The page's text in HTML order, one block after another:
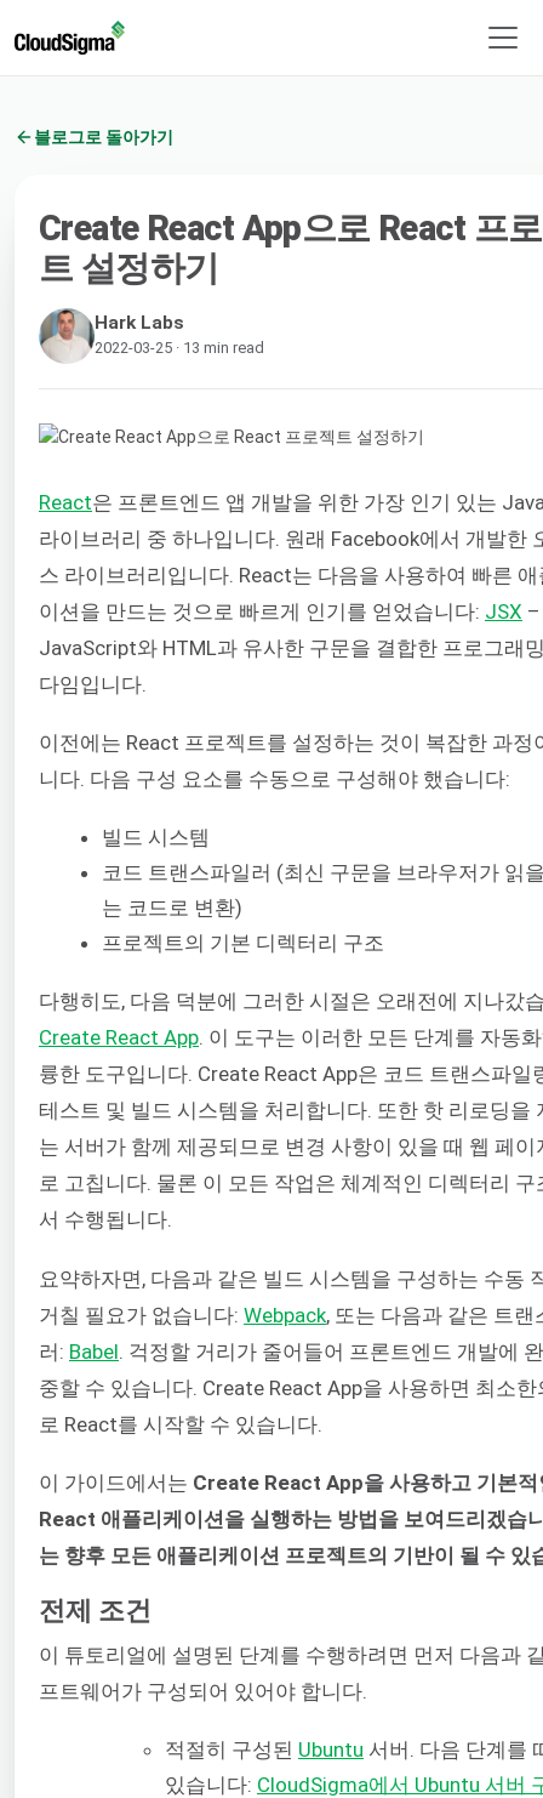
블로그로 돌아가기
Create React App으로 React 프
트 설정하기
Hark Labs
2022-03-25 · 13 min read
React은 프론트엔드 앱 개발을 위한 가장 인기 있는
라이브러리 중 하나입니다. 원래 Facebook에서 개발한
스 라이브러리입니다. React는 다음을 사용하여 빠른
이션을 만드는 것으로 빠르게 인기를 얻었습니다: JSX –
JavaScript와 HTML과 유사한 구문을 결합한 프로그래
다임입니다.
이전에는 React 프로젝트를 설정하는 것이 복잡한 과정
니다. 다음 구성 요소를 수동으로 구성해야 했습니다:
빌드 시스템
코드 트랜스파일러 (최신 구문을 브라우저가 읽
는 코드로 변환)
프로젝트의 기본 디렉터리 구조
다행히도, 다음 덕분에 그러한 시절은 오래전에 지나갔
Create React App. 이 도구는 이러한 모든 단계를 자동
륭한 도구입니다. Create React App은 코드 트랜스파일
테스트 및 빌드 시스템을 처리합니다. 또한 핫 리로딩을
는 서버가 함께 제공되므로 변경 사항이 있을 때 웹 페이
로 고칩니다. 물론 이 모든 작업은 체계적인 디렉터리 구
서 수행됩니다.
요약하자면, 다음과 같은 빌드 시스템을 구성하는 수동
거칠 필요가 없습니다: Webpack, 또는 다음과 같은 트랜
러: Babel . 걱정할 거리가 줄어들어 프론트엔드 개발에
중할 수 있습니다. Create React App을 사용하면 최소한
로 React를 시작할 수 있습니다.
이 가이드에서는 Create React App을 사용하고 기본적
React 애플리케이션을 실행하는 방법을 보여드리겠습
는 향후 모든 애플리케이션 프로젝트의 기반이 될 수 있
전제 조건
이 튜토리얼에 설명된 단계를 수행하려면 먼저 다음과
프트웨어가 구성되어 있어야 합니다.
적절히 구성된 Ubuntu 서버. 다음 단계를
있습니다: CloudSigma에서 Ubuntu 서버